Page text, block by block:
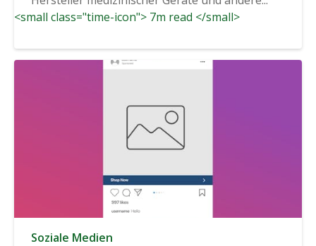
<small class="time-icon"> 7m read </small>
Soziale Medien